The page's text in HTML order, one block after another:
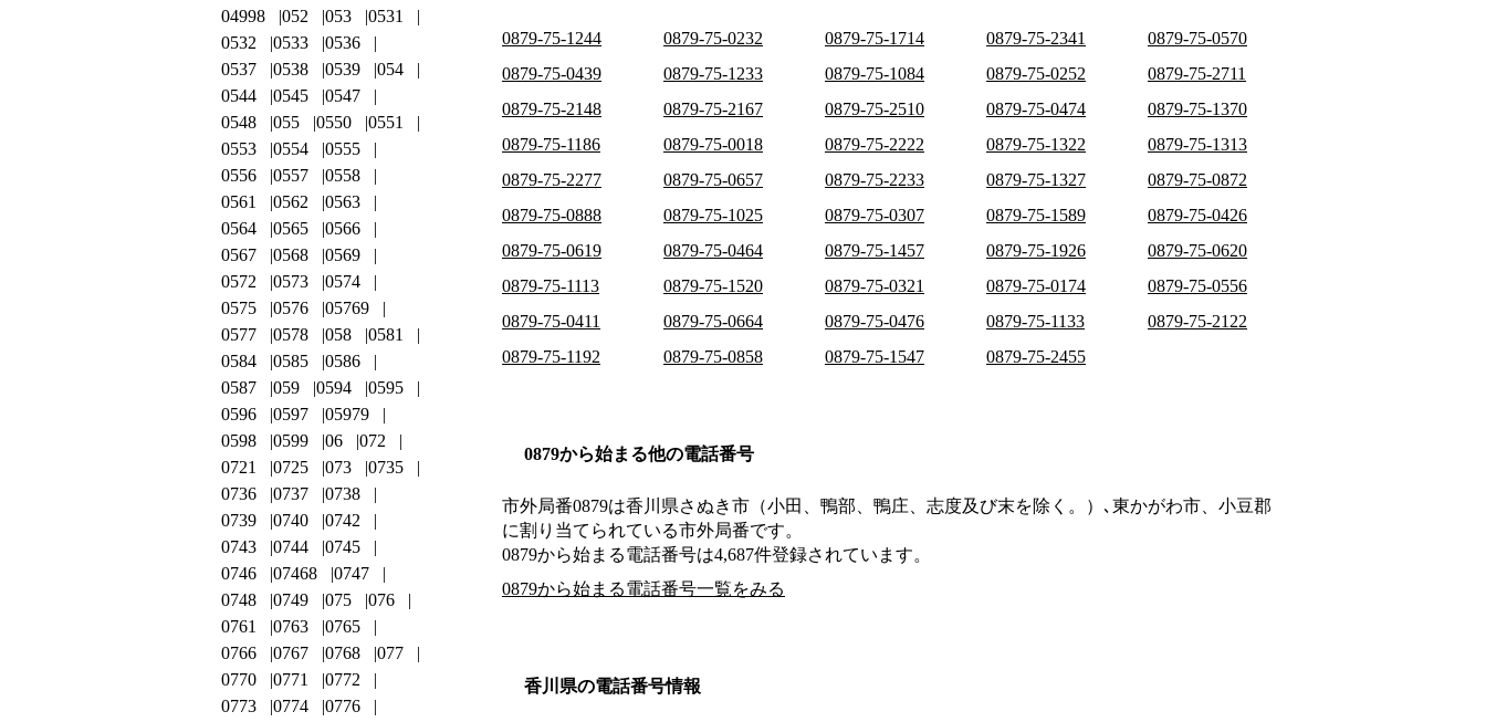
0879-75-1244 0879-75-0232 0879-75-1714 0879-75-2341
0879-75-0570
0879-75-0439
0879-75-1233 0879-75-1084 0879-75-0252
0879-75-2711
0879-75-2148
0879-75-2167 0879-75-2510 0879-75-0474
0879-75-1370
0879-75-1186
0879-75-0018 0879-75-2222 0879-75-1322
0879-75-1313
0879-75-2277
0879-75-0657 0879-75-2233 0879-75-1327
0879-75-0872
0879-75-0888
0879-75-1025 0879-75-0307 0879-75-1589
0879-75-0426
0879-75-0619
0879-75-0464 0879-75-1457 0879-75-1926
0879-75-0620
0879-75-1113
0879-75-1520 0879-75-0321 0879-75-0174
0879-75-0556
0879-75-0411
0879-75-0664 0879-75-0476 0879-75-1133
0879-75-2122
0879-75-1192
0879-75-0858 0879-75-1547 0879-75-2455
0879から始まる他の電話番号
市外局番0879は香川県さぬき市（小田、鴨部、鴨庄、志度及び末を除く。）､東かがわ市、小豆郡
に割り当てられている市外局番です。
0879から始まる電話番号は4,687件登録されています。
0879から始まる電話番号一覧をみる
香川県の電話番号情報
04998
052 053
0531
0532
0533
0536
0537
0538 0539
054
0544
0545
0547
0548
055 0550
0551
0553
0554
0555
0556
0557
0558
0561
0562
0563
0564
0565
0566
0567
0568
0569
0572
0573
0574
0575
0576
05769
0577
0578 058
0581
0584
0585
0586
0587
059 0594
0595
0596
0597
05979
0598
0599 06
072
0721
0725 073
0735
0736
0737
0738
0739
0740
0742
0743
0744
0745
0746
07468
0747
0748
0749 075
076
0761
0763
0765
0766
0767 0768
077
0770
0771
0772
0773
0774
0776